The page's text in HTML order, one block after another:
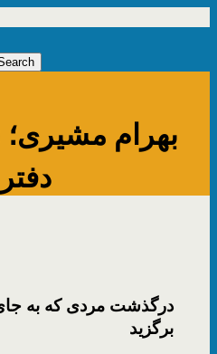
بهرام مشيری؛
درگذشت مردی كه به جای
برگزيد